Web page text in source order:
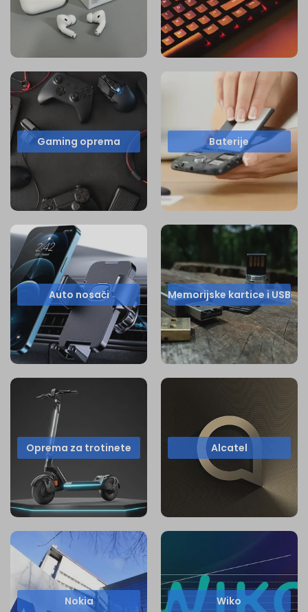
Gaming oprema Baterije
Auto nosači Memorijske kartice i USB
Oprema za trotinete Alcatel
Nokia Wiko